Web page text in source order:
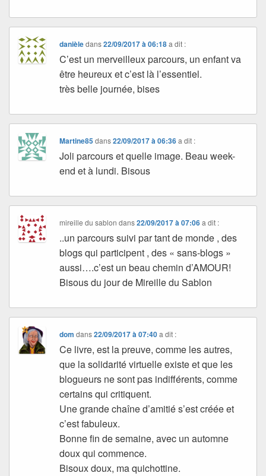
danièledans22/09/2017 à 06:18 a dit :
C’est un merveilleux parcours, un enfant va
être heureux et c’est là l’essentiel.
très belle journée, bises
Martine85dans22/09/2017 à 06:36 a dit :
Joli parcours et quelle image. Beau week-
end et à lundi. Bisous
mireille du sablon dans22/09/2017 à 07:06 a dit :
..un parcours suivi par tant de monde , des
blogs qui participent , des « sans-blogs »
aussi….c’est un beau chemin d’AMOUR!
Bisous du jour de Mireille du Sablon
dom dans22/09/2017 à 07:40 a dit :
Ce livre, est la preuve, comme les autres,
que la solidarité virtuelle existe et que les
blogueurs ne sont pas indifférents, comme
certains qui critiquent.
Une grande chaîne d’amitié s’est créée et
c’est fabuleux.
Bonne fin de semaine, avec un automne
doux qui commence.
Bisoux doux, ma quichottine.